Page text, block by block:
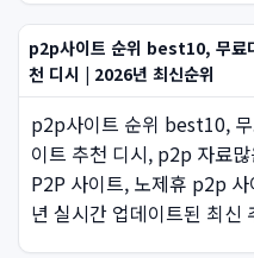
p2p사이트 순위 best10, 무료
천 디시 | 2026년 최신순위
p2p사이트 순위 best10,
이트 추천 디시, p2p 자료
P2P 사이트, 노제휴 p2p
년 실시간 업데이트된 최신